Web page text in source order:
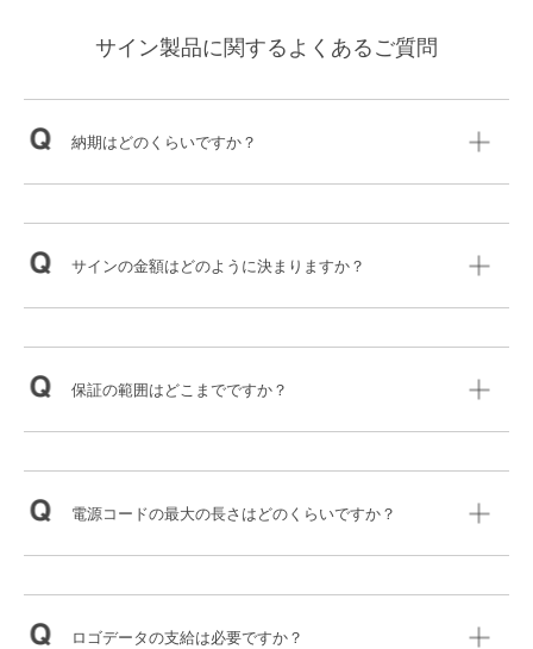
サイン製品に関するよくあるご質問
納期はどのくらいですか？
サインの金額はどのように決まりますか？
保証の範囲はどこまでですか？
電源コードの最大の長さはどのくらいですか？
ロゴデータの支給は必要ですか？